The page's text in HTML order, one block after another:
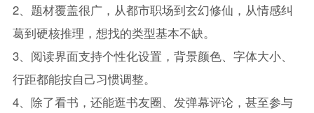
2、题材覆盖很广，从都市职场到玄幻修仙，从情感纠
葛到硬核推理，想找的类型基本不缺。
3、阅读界面支持个性化设置，背景颜色、字体大小、
行距都能按自己习惯调整。
4、除了看书，还能逛书友圈、发弹幕评论，甚至参与